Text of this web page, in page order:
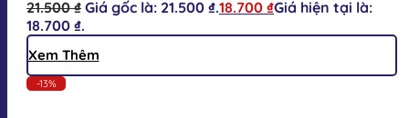
21.500₫ Giá gốc là: 21.500 ₫.18.700 ₫Giá hiện tại là:
18.700 ₫.
Xem Thêm
-13%